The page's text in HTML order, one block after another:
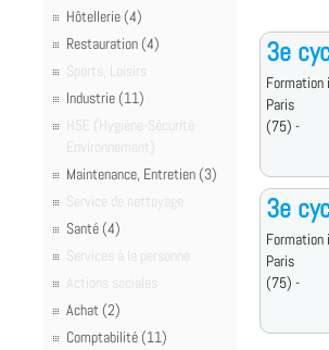
Hôtellerie (4)
Restauration (4)
Sports, Loisirs
Industrie (11)
HSE (Hygiène-Sécurité-
Environnement)
Maintenance, Entretien (3)
Service de nettoyage
Santé (4)
Services à la personne
Actions sociales
Achat (2)
Comptabilité (11)
3e
Formation
Paris
(75) -
3e
Formation
Paris
(75) -